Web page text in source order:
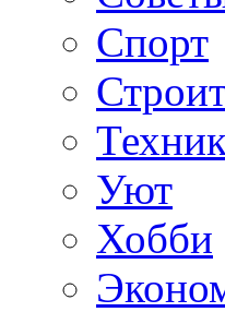
Спорт
Уют
Хобби